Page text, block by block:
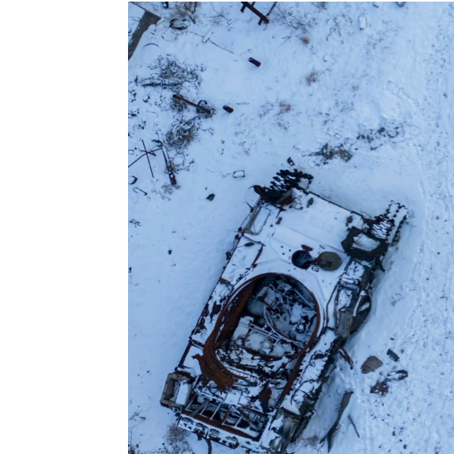
ПОДПИШИТЕСЬ НА РАССЫЛКУ